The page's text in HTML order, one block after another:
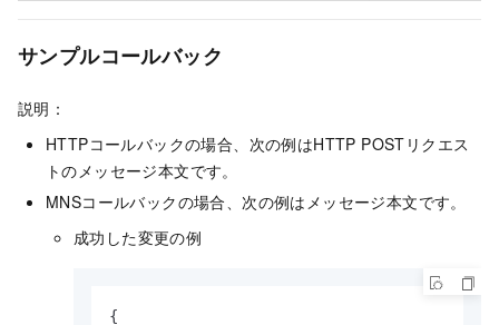
サンプルコールバック
説明：
HTTPコールバックの場合、次の例はHTTP POSTリクエス
トのメッセージ本文です。
MNSコールバックの場合、次の例はメッセージ本文です。
成功した変更の例
{